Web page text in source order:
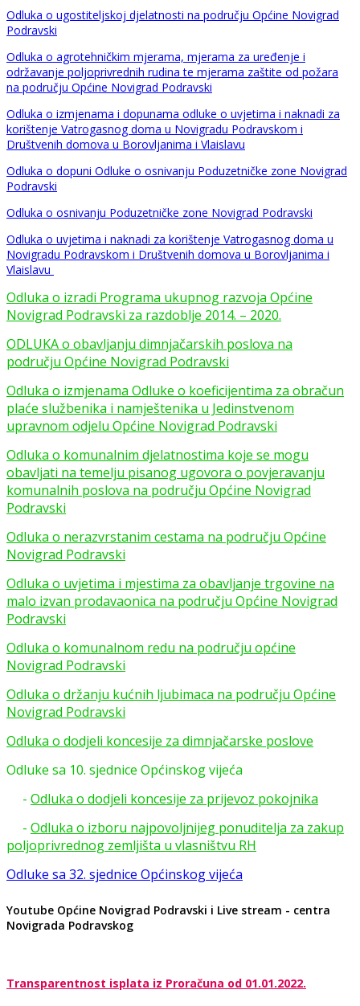
Odluka o ugostiteljskoj djelatnosti na području Općine Novigrad
Podravski
Odluka o agrotehničkim mjerama, mjerama za uređenje i
održavanje poljoprivrednih rudina te mjerama zaštite od požara
na području Općine Novigrad Podravski
Odluka o izmjenama i dopunama odluke o uvjetima i naknadi za
korištenje Vatrogasnog doma u Novigradu Podravskom i
Društvenih domova u Borovljanima i Vlaislavu
Odluka o dopuni Odluke o osnivanju Poduzetničke zone Novigrad
Podravski
Odluka o osnivanju Poduzetničke zone Novigrad Podravski
Odluka o uvjetima i naknadi za korištenje Vatrogasnog doma u
Novigradu Podravskom i Društvenih domova u Borovljanima i
Vlaislavu
Odluka o izradi Programa ukupnog razvoja Općine
Novigrad Podravski za razdoblje 2014. – 2020.
ODLUKA o obavljanju dimnjačarskih poslova na
području Općine Novigrad Podravski
Odluka o izmjenama Odluke o koeficijentima za obračun
plaće službenika i namještenika u Jedinstvenom
upravnom odjelu Općine Novigrad Podravski
Odluka o komunalnim djelatnostima koje se mogu
obavljati na temelju pisanog ugovora o povjeravanju
komunalnih poslova na području Općine Novigrad
Podravski
Odluka o nerazvrstanim cestama na području Općine
Novigrad Podravski
Odluka o uvjetima i mjestima za obavljanje trgovine na
malo izvan prodavaonica na području Općine Novigrad
Podravski
Odluka o komunalnom redu na području općine
Novigrad Podravski
Odluka o držanju kućnih ljubimaca na području Općine
Novigrad Podravski
Odluka o dodjeli koncesije za dimnjačarske poslove
Odluke sa 10. sjednice Općinskog vijeća
- Odluka o dodjeli koncesije za prijevoz pokojnika
- Odluka o izboru najpovoljnijeg ponuditelja za zakup
poljoprivrednog zemljišta u vlasništvu RH
Odluke sa 32. sjednice Općinskog vijeća
Youtube Općine Novigrad Podravski i Live stream - centra
Novigrada Podravskog
Transparentnost isplata iz Proračuna od 01.01.2022.